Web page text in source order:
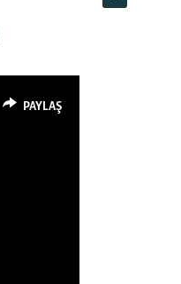
PAYLAŞ